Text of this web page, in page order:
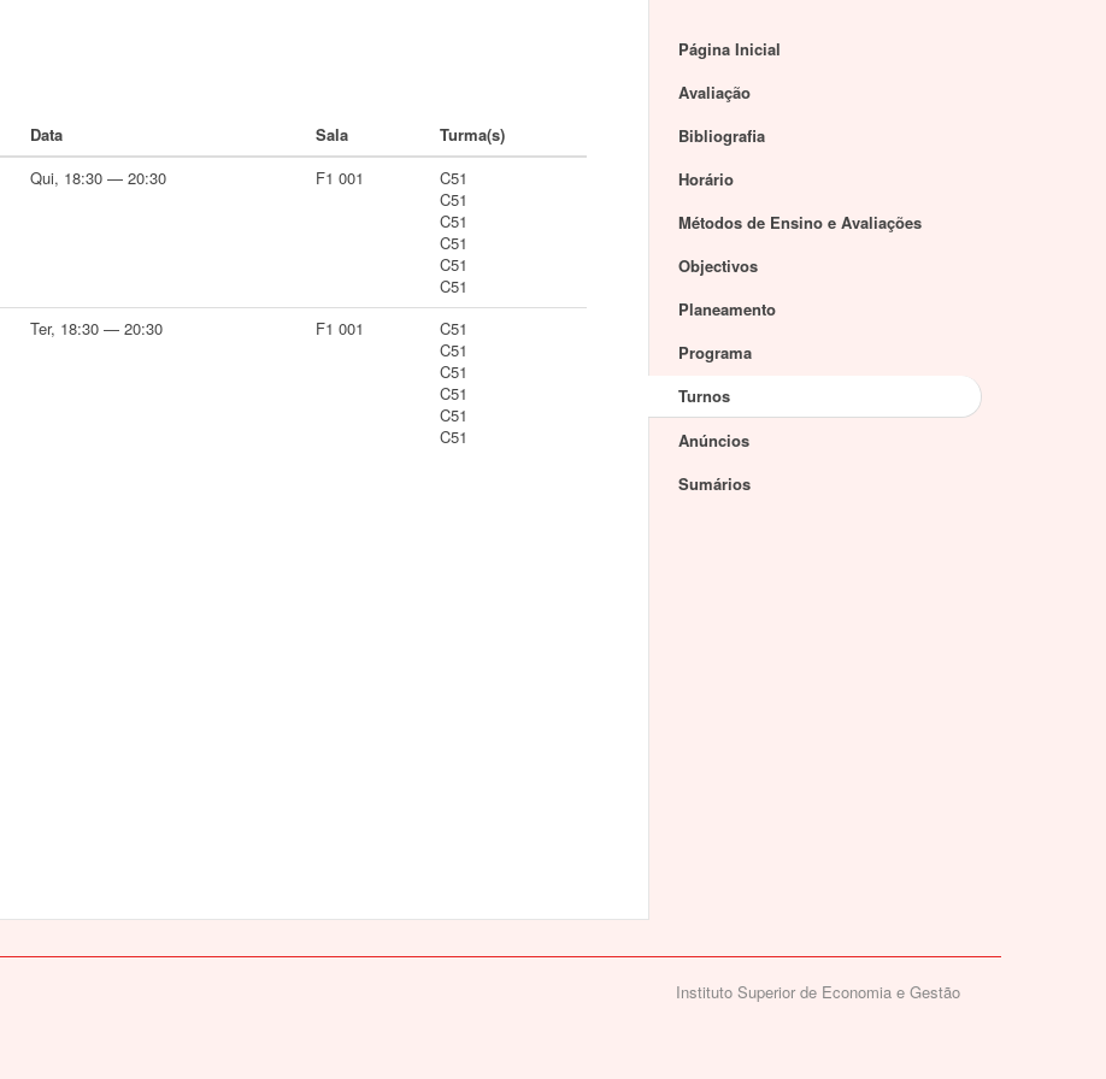
Data Sala
Turma(s)
Qui, 18:30 — 20:30 F1 001
C51
C51
C51
C51
C51
C51
Ter, 18:30 — 20:30 F1 001
C51
C51
C51
C51
C51
C51
Página Inicial
Avaliação
Bibliografia
Horário
Métodos de Ensino e Avaliações
Objectivos
Planeamento
Programa
Turnos
Anúncios
Sumários
Instituto Superior de Economia e Gestão